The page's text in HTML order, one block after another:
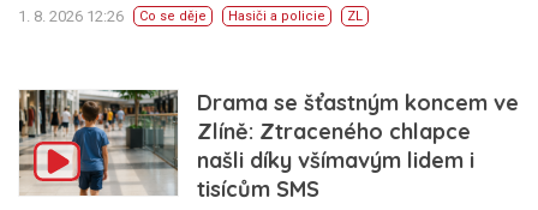
1. 8. 2026 12:26 Co se děje Hasiči a policie ZL
Drama se šťastným koncem ve
Zlíně: Ztraceného chlapce
našli díky všímavým lidem i
tisícům SMS